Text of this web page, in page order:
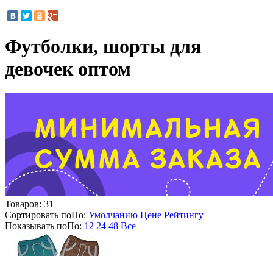
Футболки, шорты для
девочек оптом
Товаров: 31
Сортировать поПо: Умолчанию Цене Рейтингу
Показывать поПо: 12 24 48 Все